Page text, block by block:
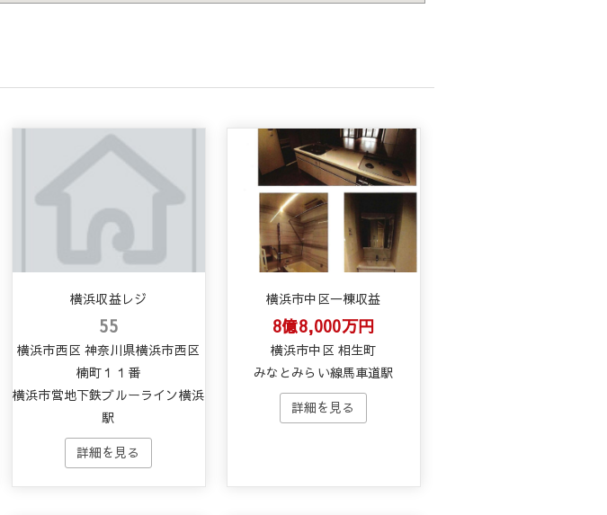
横浜収益レジ
55
横浜市西区 神奈川県横浜市西区
楠町１１番
横浜市営地下鉄ブルーライン横浜
駅
横浜市中区一棟収益
8億8,000万円
横浜市中区 相生町
みなとみらい線馬車道駅